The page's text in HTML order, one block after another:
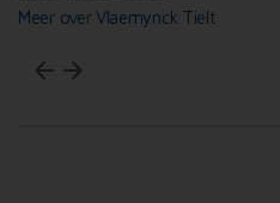
Meer over Vlaemynck Tielt
arrow_back arrow_forward